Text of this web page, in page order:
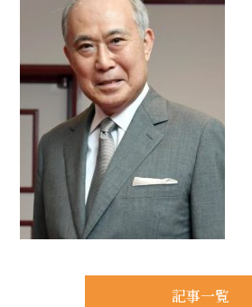
記事一覧